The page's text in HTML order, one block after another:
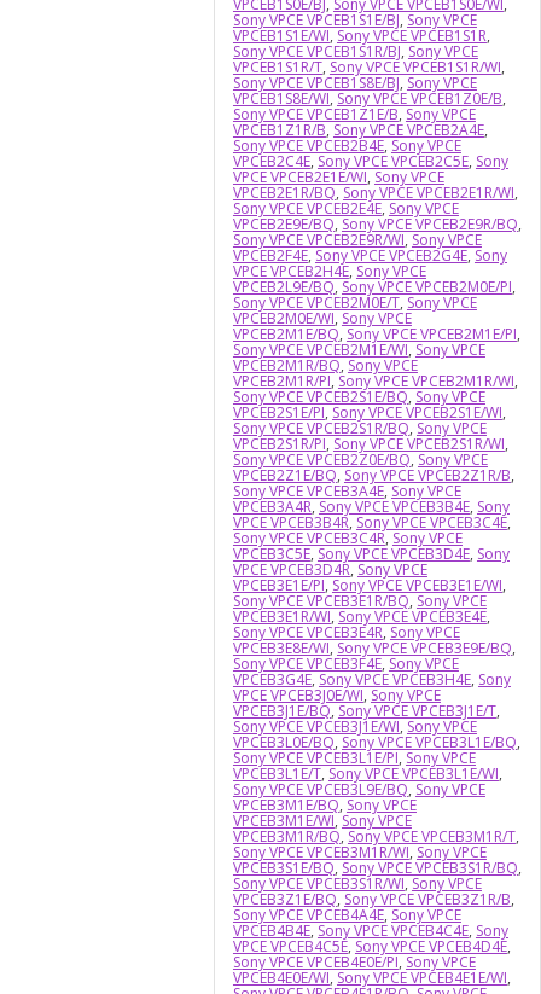
Sony VPCE VPCEB1S1E/BJ, Sony VPCE
VPCEB1S1E/WI, Sony VPCE VPCEB1S1R,
Sony VPCE VPCEB1S1R/BJ, Sony VPCE
VPCEB1S1R/T, Sony VPCE VPCEB1S1R/WI,
Sony VPCE VPCEB1S8E/BJ, Sony VPCE
VPCEB1S8E/WI, Sony VPCE VPCEB1Z0E/B,
Sony VPCE VPCEB1Z1E/B, Sony VPCE
VPCEB1Z1R/B, Sony VPCE VPCEB2A4E,
Sony VPCE VPCEB2B4E, Sony VPCE
VPCEB2C4E, Sony VPCE VPCEB2C5E, Sony
VPCE VPCEB2E1E/WI, Sony VPCE
VPCEB2E1R/BQ, Sony VPCE VPCEB2E1R/WI,
Sony VPCE VPCEB2E4E, Sony VPCE
VPCEB2E9E/BQ, Sony VPCE VPCEB2E9R/BQ,
Sony VPCE VPCEB2E9R/WI, Sony VPCE
VPCEB2F4E, Sony VPCE VPCEB2G4E, Sony
VPCE VPCEB2H4E, Sony VPCE
VPCEB2L9E/BQ, Sony VPCE VPCEB2M0E/PI,
Sony VPCE VPCEB2M0E/T, Sony VPCE
VPCEB2M0E/WI, Sony VPCE
VPCEB2M1E/BQ, Sony VPCE VPCEB2M1E/PI,
Sony VPCE VPCEB2M1E/WI, Sony VPCE
VPCEB2M1R/BQ, Sony VPCE
VPCEB2M1R/PI, Sony VPCE VPCEB2M1R/WI,
Sony VPCE VPCEB2S1E/BQ, Sony VPCE
VPCEB2S1E/PI, Sony VPCE VPCEB2S1E/WI,
Sony VPCE VPCEB2S1R/BQ, Sony VPCE
VPCEB2S1R/PI, Sony VPCE VPCEB2S1R/WI,
Sony VPCE VPCEB2Z0E/BQ, Sony VPCE
VPCEB2Z1E/BQ, Sony VPCE VPCEB2Z1R/B,
Sony VPCE VPCEB3A4E, Sony VPCE
VPCEB3A4R, Sony VPCE VPCEB3B4E, Sony
VPCE VPCEB3B4R, Sony VPCE VPCEB3C4E,
Sony VPCE VPCEB3C4R, Sony VPCE
VPCEB3C5E, Sony VPCE VPCEB3D4E, Sony
VPCE VPCEB3D4R, Sony VPCE
VPCEB3E1E/PI, Sony VPCE VPCEB3E1E/WI,
Sony VPCE VPCEB3E1R/BQ, Sony VPCE
VPCEB3E1R/WI, Sony VPCE VPCEB3E4E,
Sony VPCE VPCEB3E4R, Sony VPCE
VPCEB3E8E/WI, Sony VPCE VPCEB3E9E/BQ,
Sony VPCE VPCEB3F4E, Sony VPCE
VPCEB3G4E, Sony VPCE VPCEB3H4E, Sony
VPCE VPCEB3J0E/WI, Sony VPCE
VPCEB3J1E/BQ, Sony VPCE VPCEB3J1E/T,
Sony VPCE VPCEB3J1E/WI, Sony VPCE
VPCEB3L0E/BQ, Sony VPCE VPCEB3L1E/BQ,
Sony VPCE VPCEB3L1E/PI, Sony VPCE
VPCEB3L1E/T, Sony VPCE VPCEB3L1E/WI,
Sony VPCE VPCEB3L9E/BQ, Sony VPCE
VPCEB3M1E/BQ, Sony VPCE
VPCEB3M1E/WI, Sony VPCE
VPCEB3M1R/BQ, Sony VPCE VPCEB3M1R/T,
Sony VPCE VPCEB3M1R/WI, Sony VPCE
VPCEB3S1E/BQ, Sony VPCE VPCEB3S1R/BQ,
Sony VPCE VPCEB3S1R/WI, Sony VPCE
VPCEB3Z1E/BQ, Sony VPCE VPCEB3Z1R/B,
Sony VPCE VPCEB4A4E, Sony VPCE
VPCEB4B4E, Sony VPCE VPCEB4C4E, Sony
VPCE VPCEB4C5E, Sony VPCE VPCEB4D4E,
Sony VPCE VPCEB4E0E/PI, Sony VPCE
VPCEB4E0E/WI, Sony VPCE VPCEB4E1E/WI,